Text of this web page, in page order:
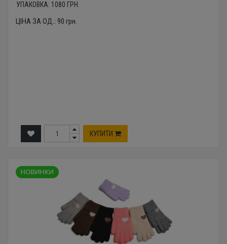
УПАКОВКА: 1080 ГРН.
ЦІНА ЗА ОД.: 90 грн.
КУПИТИ